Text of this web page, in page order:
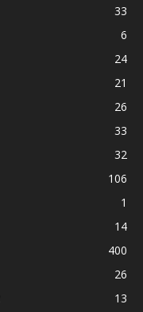
33
6
24
21
26
33
32
106
1
14
400
26
13